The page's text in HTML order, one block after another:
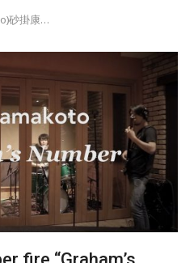
砂掛康…